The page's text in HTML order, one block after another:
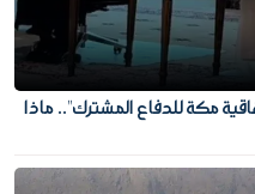
مكة للدفاع المشترك".. ماذا